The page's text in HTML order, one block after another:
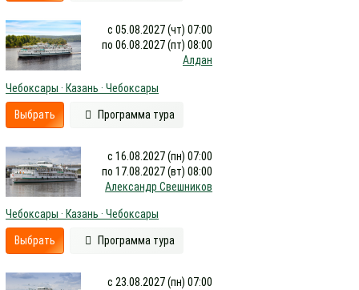
с 05.08.2027 (чт) 07:00
по 06.08.2027 (пт) 08:00
Алдан
Чебоксары · Казань · Чебоксары
Выбрать Программа тура
с 16.08.2027 (пн) 07:00
по 17.08.2027 (вт) 08:00
Александр Свешников
Чебоксары · Казань · Чебоксары
Выбрать Программа тура
с 23.08.2027 (пн) 07:00